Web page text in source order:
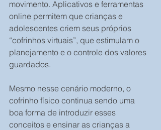
movimento. Aplicativos e ferramentas
online permitem que crianças e
adolescentes criem seus próprios
“cofrinhos virtuais”, que estimulam o
planejamento e o controle dos valores
guardados.
Mesmo nesse cenário moderno, o
cofrinho físico continua sendo uma
boa forma de introduzir esses
conceitos e ensinar as crianças a